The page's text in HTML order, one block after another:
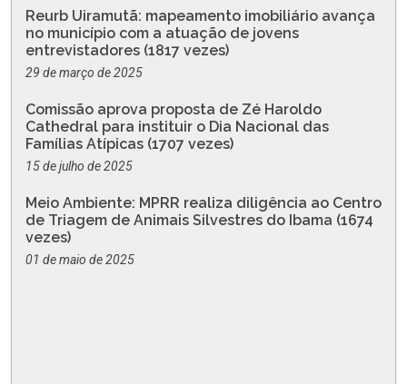
Reurb Uiramutã: mapeamento imobiliário avança
no município com a atuação de jovens
entrevistadores (1817 vezes)
29 de março de 2025
Comissão aprova proposta de Zé Haroldo
Cathedral para instituir o Dia Nacional das
Famílias Atípicas (1707 vezes)
15 de julho de 2025
Meio Ambiente: MPRR realiza diligência ao Centro
de Triagem de Animais Silvestres do Ibama (1674
vezes)
01 de maio de 2025